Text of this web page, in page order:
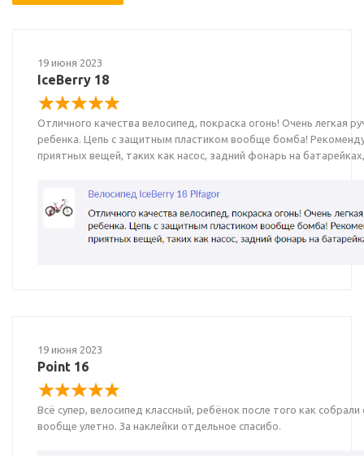
19 июня 2023
IceBerry 18
Отличного качества велосипед, покраска огонь! Очень легкая
ребенка. Цепь с защитным пластиком вообще бомба!
приятных вещей, таких как насос, задний фонарь на
19 июня 2023
Point 16
Всё супер, велосипед классный, ребёнок после того как
вообще улетно. За наклейки отдельное спасибо.